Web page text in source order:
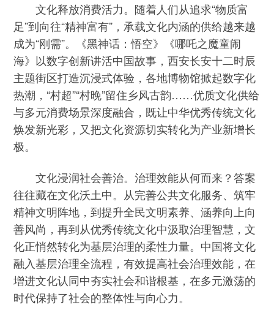
文化释放消费活力。随着人们从追求“物质富
足”到向往“精神富有”，承载文化内涵的供给越来越
成为“刚需”。《黑神话：悟空》《哪吒之魔童闹
海》以数字创新讲活中国故事，西安长安十二时辰
主题街区打造沉浸式体验，各地博物馆掀起数字化
热潮，“村超”“村晚”留住乡风古韵……优质文化供给
与多元消费场景深度融合，既让中华优秀传统文化
焕发新光彩，又把文化资源切实转化为产业新增长
极。
文化浸润社会善治。治理效能从何而来？答案
往往藏在文化沃土中。从完善公共文化服务、筑牢
精神文明阵地，到提升全民文明素养、涵养向上向
善风尚，再到从优秀传统文化中汲取治理智慧，文
化正悄然转化为基层治理的柔性力量。中国将文化
融入基层治理全流程，有效提高社会治理效能，在
增进文化认同中夯实社会和谐根基，在多元激荡的
时代保持了社会的整体性与向心力。